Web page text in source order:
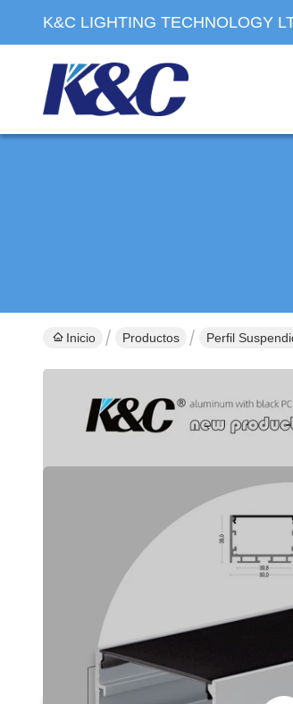
K&C LIGHTING TECHNOLOGY
Inicio Productos Perfil